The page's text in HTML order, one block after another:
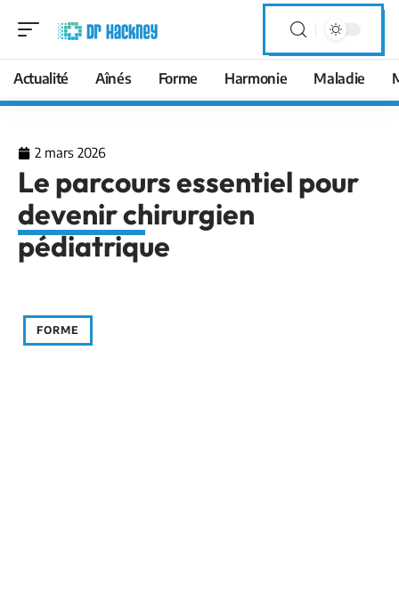
Actualité Aînés Forme Harmonie Maladie
2 mars 2026
Le parcours essentiel pour
devenir chirurgien
pédiatrique
FORME